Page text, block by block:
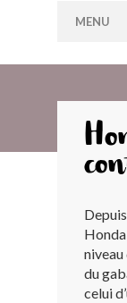
MENU
LE
niveau
du
celui